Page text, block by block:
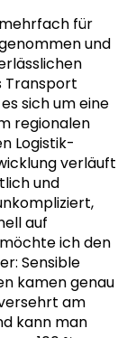
für
und
Transport
sich um eine
regionalen
Logistik-
verläuft
und
auf
ich den
Sensible
kamen genau
am
kann man